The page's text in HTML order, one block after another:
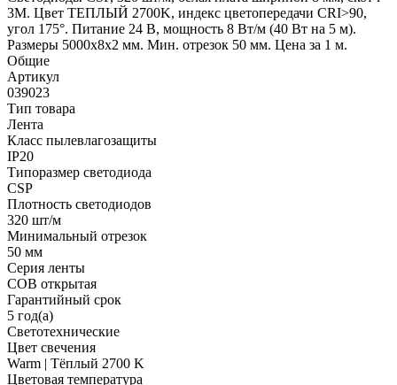
3M. Цвет ТЕПЛЫЙ 2700K, индекс цветопередачи CRI>90,
угол 175°. Питание 24 В, мощность 8 Вт/м (40 Вт на 5 м).
Размеры 5000х8х2 мм. Мин. отрезок 50 мм. Цена за 1 м.
Общие
Артикул
039023
Тип товара
Лента
Класс пылевлагозащиты
IP20
Типоразмер светодиода
CSP
Плотность светодиодов
320 шт/м
Минимальный отрезок
50 мм
Серия ленты
COB открытая
Гарантийный срок
5 год(а)
Светотехнические
Цвет свечения
Warm | Тёплый 2700 K
Цветовая температура